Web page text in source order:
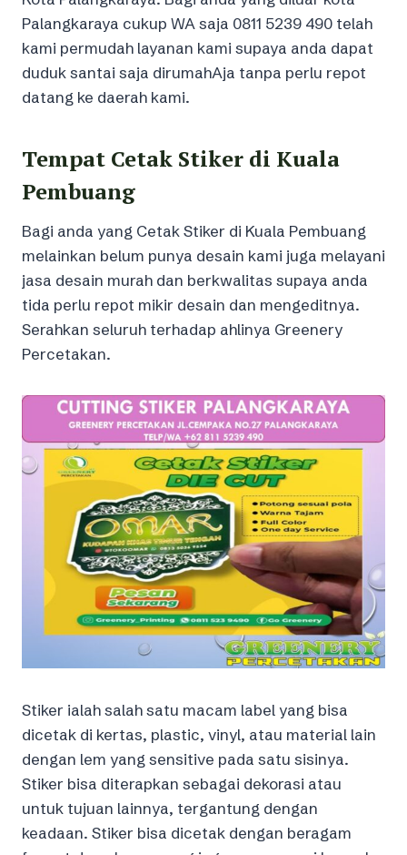
Palangkaraya cukup WA saja 0811 5239 490 telah
kami permudah layanan kami supaya anda dapat
duduk santai saja dirumahAja tanpa perlu repot
datang ke daerah kami.
Tempat Cetak Stiker di Kuala
Pembuang
Bagi anda yang Cetak Stiker di Kuala Pembuang
melainkan belum punya desain kami juga melayani
jasa desain murah dan berkwalitas supaya anda
tida perlu repot mikir desain dan mengeditnya.
Serahkan seluruh terhadap ahlinya Greenery
Percetakan.
Stiker ialah salah satu macam label yang bisa
dicetak di kertas, plastic, vinyl, atau material lain
dengan lem yang sensitive pada satu sisinya.
Stiker bisa diterapkan sebagai dekorasi atau
untuk tujuan lainnya, tergantung dengan
keadaan. Stiker bisa dicetak dengan beragam